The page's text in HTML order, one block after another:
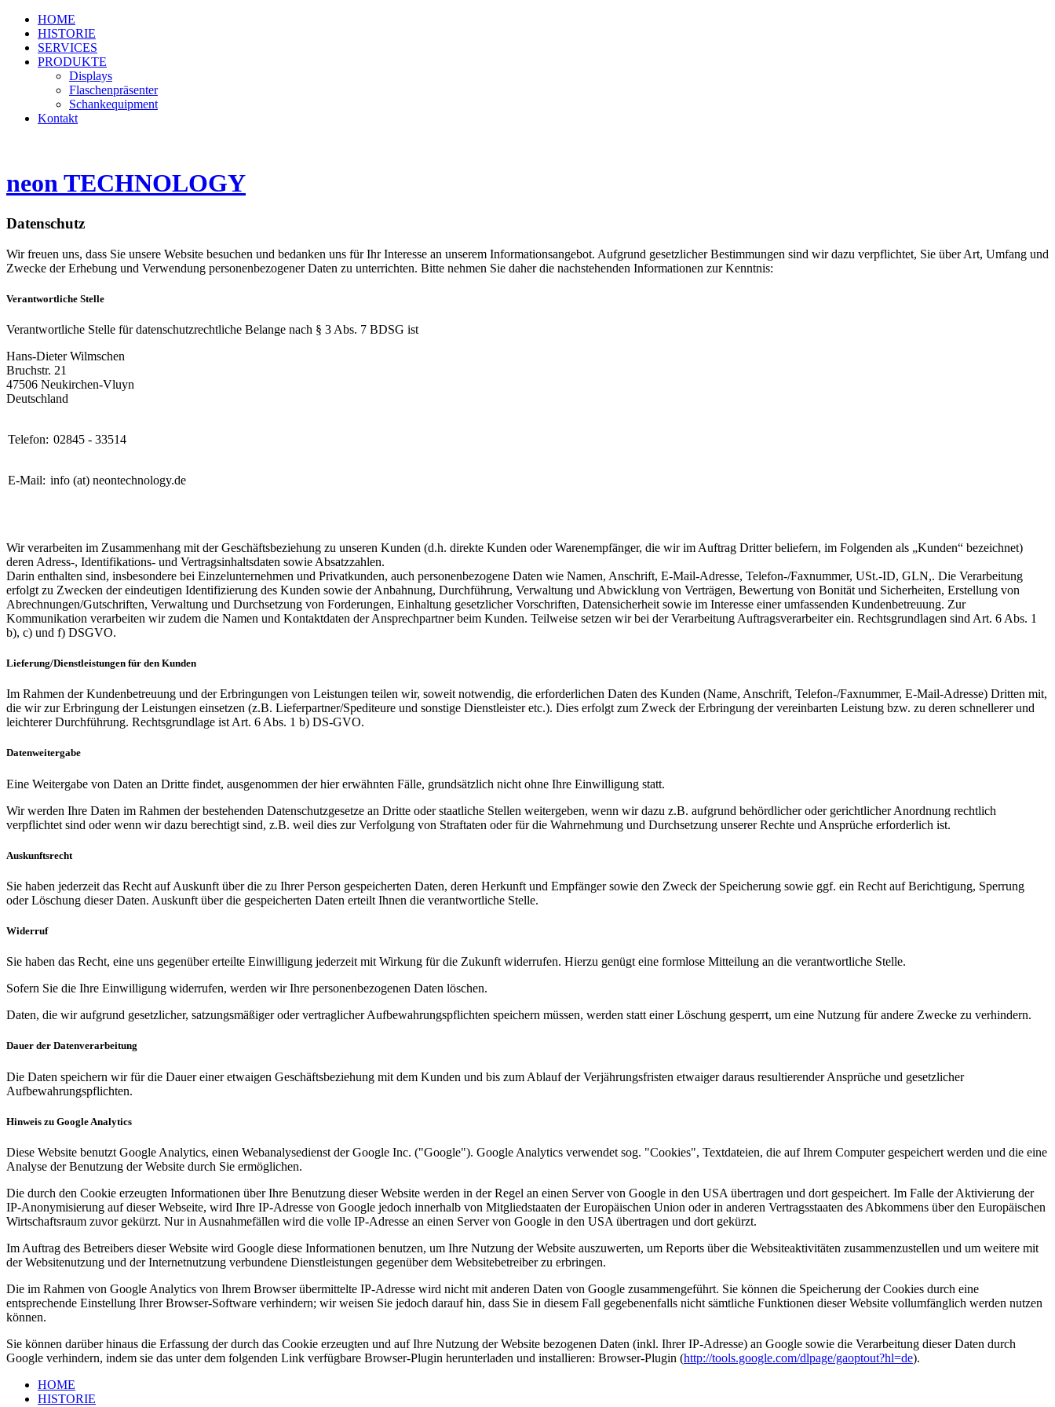
HOME
HISTORIE
SERVICES
PRODUKTE
Displays
Flaschenpräsenter
Schankequipment
Kontakt
neon TECHNOLOGY
Datenschutz
Wir freuen uns, dass Sie unsere Website besuchen und bedanken uns für Ihr Interesse an unserem Informationsangebot. Aufgrund gesetzlicher Bestimmungen sind wir dazu verpflichtet, Sie über Art, Umfang und
Zwecke der Erhebung und Verwendung personenbezogener Daten zu unterrichten. Bitte nehmen Sie daher die nachstehenden Informationen zur Kenntnis:
Verantwortliche Stelle
Verantwortliche Stelle für datenschutzrechtliche Belange nach § 3 Abs. 7 BDSG ist
Hans-Dieter Wilmschen
Bruchstr. 21
47506 Neukirchen-Vluyn
Deutschland
Telefon: 02845 - 33514
E-Mail: info (at) neontechnology.de
Wir verarbeiten im Zusammenhang mit der Geschäftsbeziehung zu unseren Kunden (d.h. direkte Kunden oder Warenempfänger, die wir im Auftrag Dritter beliefern, im Folgenden als „Kunden“ bezeichnet)
deren Adress-, Identifikations- und Vertragsinhaltsdaten sowie Absatzzahlen.
Darin enthalten sind, insbesondere bei Einzelunternehmen und Privatkunden, auch personenbezogene Daten wie Namen, Anschrift, E-Mail-Adresse, Telefon-/Faxnummer, USt.-ID, GLN,. Die Verarbeitung
erfolgt zu Zwecken der eindeutigen Identifizierung des Kunden sowie der Anbahnung, Durchführung, Verwaltung und Abwicklung von Verträgen, Bewertung von Bonität und Sicherheiten, Erstellung von
Abrechnungen/Gutschriften, Verwaltung und Durchsetzung von Forderungen, Einhaltung gesetzlicher Vorschriften, Datensicherheit sowie im Interesse einer umfassenden Kundenbetreuung. Zur
Kommunikation verarbeiten wir zudem die Namen und Kontaktdaten der Ansprechpartner beim Kunden. Teilweise setzen wir bei der Verarbeitung Auftragsverarbeiter ein. Rechtsgrundlagen sind Art. 6 Abs. 1
b), c) und f) DSGVO.
Lieferung/Dienstleistungen für den Kunden
Im Rahmen der Kundenbetreuung und der Erbringungen von Leistungen teilen wir, soweit notwendig, die erforderlichen Daten des Kunden (Name, Anschrift, Telefon-/Faxnummer, E-Mail-Adresse) Dritten mit,
die wir zur Erbringung der Leistungen einsetzen (z.B. Lieferpartner/Spediteure und sonstige Dienstleister etc.). Dies erfolgt zum Zweck der Erbringung der vereinbarten Leistung bzw. zu deren schnellerer und
leichterer Durchführung. Rechtsgrundlage ist Art. 6 Abs. 1 b) DS-GVO.
Datenweitergabe
Eine Weitergabe von Daten an Dritte findet, ausgenommen der hier erwähnten Fälle, grundsätzlich nicht ohne Ihre Einwilligung statt.
Wir werden Ihre Daten im Rahmen der bestehenden Datenschutzgesetze an Dritte oder staatliche Stellen weitergeben, wenn wir dazu z.B. aufgrund behördlicher oder gerichtlicher Anordnung rechtlich
verpflichtet sind oder wenn wir dazu berechtigt sind, z.B. weil dies zur Verfolgung von Straftaten oder für die Wahrnehmung und Durchsetzung unserer Rechte und Ansprüche erforderlich ist.
Auskunftsrecht
Sie haben jederzeit das Recht auf Auskunft über die zu Ihrer Person gespeicherten Daten, deren Herkunft und Empfänger sowie den Zweck der Speicherung sowie ggf. ein Recht auf Berichtigung, Sperrung
oder Löschung dieser Daten. Auskunft über die gespeicherten Daten erteilt Ihnen die verantwortliche Stelle.
Widerruf
Sie haben das Recht, eine uns gegenüber erteilte Einwilligung jederzeit mit Wirkung für die Zukunft widerrufen. Hierzu genügt eine formlose Mitteilung an die verantwortliche Stelle.
Sofern Sie die Ihre Einwilligung widerrufen, werden wir Ihre personenbezogenen Daten löschen.
Daten, die wir aufgrund gesetzlicher, satzungsmäßiger oder vertraglicher Aufbewahrungspflichten speichern müssen, werden statt einer Löschung gesperrt, um eine Nutzung für andere Zwecke zu verhindern.
Dauer der Datenverarbeitung
Die Daten speichern wir für die Dauer einer etwaigen Geschäftsbeziehung mit dem Kunden und bis zum Ablauf der Verjährungsfristen etwaiger daraus resultierender Ansprüche und gesetzlicher
Aufbewahrungspflichten.
Hinweis zu Google Analytics
Diese Website benutzt Google Analytics, einen Webanalysedienst der Google Inc. ("Google"). Google Analytics verwendet sog. "Cookies", Textdateien, die auf Ihrem Computer gespeichert werden und die eine
Analyse der Benutzung der Website durch Sie ermöglichen.
Die durch den Cookie erzeugten Informationen über Ihre Benutzung dieser Website werden in der Regel an einen Server von Google in den USA übertragen und dort gespeichert. Im Falle der Aktivierung der
IP-Anonymisierung auf dieser Webseite, wird Ihre IP-Adresse von Google jedoch innerhalb von Mitgliedstaaten der Europäischen Union oder in anderen Vertragsstaaten des Abkommens über den Europäischen
Wirtschaftsraum zuvor gekürzt. Nur in Ausnahmefällen wird die volle IP-Adresse an einen Server von Google in den USA übertragen und dort gekürzt.
Im Auftrag des Betreibers dieser Website wird Google diese Informationen benutzen, um Ihre Nutzung der Website auszuwerten, um Reports über die Websiteaktivitäten zusammenzustellen und um weitere mit
der Websitenutzung und der Internetnutzung verbundene Dienstleistungen gegenüber dem Websitebetreiber zu erbringen.
Die im Rahmen von Google Analytics von Ihrem Browser übermittelte IP-Adresse wird nicht mit anderen Daten von Google zusammengeführt. Sie können die Speicherung der Cookies durch eine
entsprechende Einstellung Ihrer Browser-Software verhindern; wir weisen Sie jedoch darauf hin, dass Sie in diesem Fall gegebenenfalls nicht sämtliche Funktionen dieser Website vollumfänglich werden nutzen
können.
Sie können darüber hinaus die Erfassung der durch das Cookie erzeugten und auf Ihre Nutzung der Website bezogenen Daten (inkl. Ihrer IP-Adresse) an Google sowie die Verarbeitung dieser Daten durch
Google verhindern, indem sie das unter dem folgenden Link verfügbare Browser-Plugin herunterladen und installieren: Browser-Plugin (http://tools.google.com/dlpage/gaoptout?hl=de).
HOME
HISTORIE